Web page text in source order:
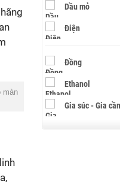
màn
Dầu mỏ
Điện
Đồng
Ethanol
Gia súc - Gia